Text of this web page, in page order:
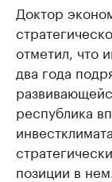
Доктор
отметил, что
два года
республика
позиции в нем.